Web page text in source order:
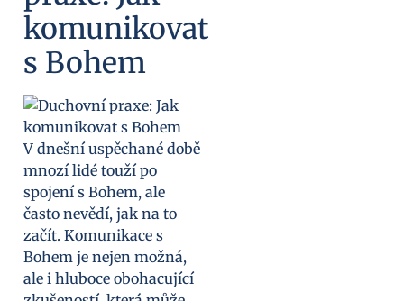
komunikovat
s Bohem
V dnešní uspěchané době
mnozí lidé touží po
spojení s Bohem, ale
často nevědí, jak na to
začít. Komunikace s
Bohem je nejen možná,
ale i hluboce obohacující